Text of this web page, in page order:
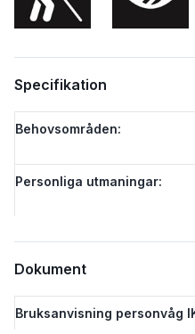
Specifikation
Behovsområden:
Personliga utmaningar:
Dokument
Bruksanvisning personvåg